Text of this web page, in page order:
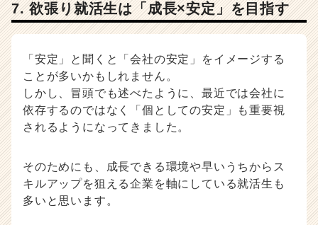
7. 欲張り就活生は「成長×安定」を目指す
「安定」と聞くと「会社の安定」をイメージする
ことが多いかもしれません。
しかし、冒頭でも述べたように、最近では会社に
依存するのではなく「個としての安定」も重要視
されるようになってきました。
そのためにも、成長できる環境や早いうちからス
キルアップを狙える企業を軸にしている就活生も
多いと思います。